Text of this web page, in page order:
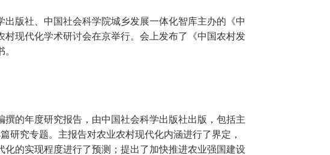
版社、中国社会科学院城乡发展一体化智库主办的《中
村现代化学术研讨会在京举行。会上发布了《中国农村发
的年度研究报告，由中国社会科学出版社出版，包括主
研究专题。主报告对农业农村现代化内涵进行了界定，
的实现程度进行了预测；提出了加快推进农业强国建设